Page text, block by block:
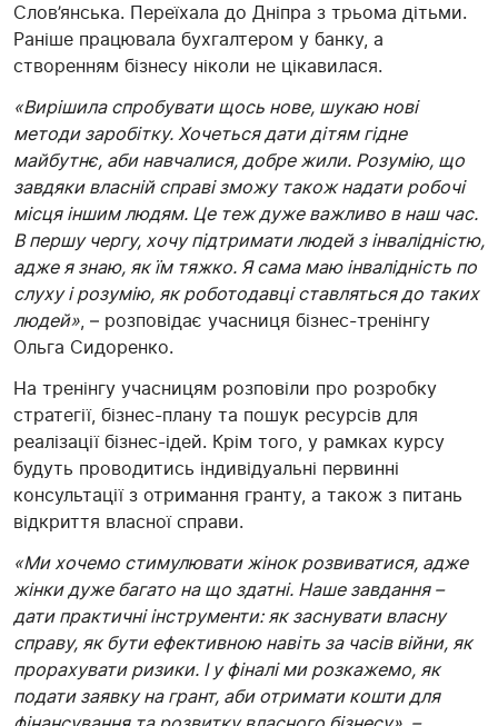
Слов’янська. Переїхала до Дніпра з трьома дітьми.
Раніше працювала бухгалтером у банку, а
створенням бізнесу ніколи не цікавилася.
«Вирішила спробувати щось нове, шукаю нові
методи заробітку. Хочеться дати дітям гідне
майбутнє, аби навчалися, добре жили. Розумію, що
завдяки власній справі зможу також надати робочі
місця іншим людям. Це теж дуже важливо в наш час.
В першу чергу, хочу підтримати людей з інвалідністю,
адже я знаю, як їм тяжко. Я сама маю інвалідність по
слуху і розумію, як роботодавці ставляться до таких
людей», – розповідає учасниця бізнес-тренінгу
Ольга Сидоренко.
На тренінгу учасницям розповіли про розробку
стратегії, бізнес-плану та пошук ресурсів для
реалізації бізнес-ідей. Крім того, у рамках курсу
будуть проводитись індивідуальні первинні
консультації з отримання гранту, а також з питань
відкриття власної справи.
«Ми хочемо стимулювати жінок розвиватися, адже
жінки дуже багато на що здатні. Наше завдання –
дати практичні інструменти: як заснувати власну
справу, як бути ефективною навіть за часів війни, як
прорахувати ризики. І у фіналі ми розкажемо, як
подати заявку на грант, аби отримати кошти для